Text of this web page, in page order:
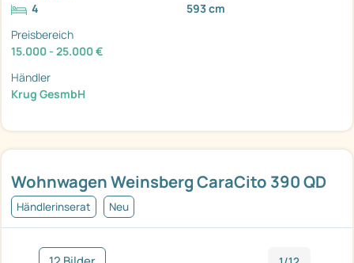
Wohnwagen Weinsberg CaraCito 390 QD
Händlerinserat Neu
4
593 cm
Preisbereich
15.000 - 25.000 €
Händler
Krug GesmbH